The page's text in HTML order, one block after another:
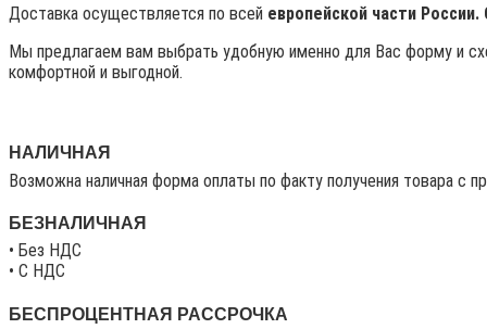
Доставка осуществляется по всей европейской части
Мы предлагаем вам выбрать удобную именно для Вас форму и
комфортной и выгодной.
НАЛИЧНАЯ
Возможна наличная форма оплаты по факту получения товара с
БЕЗНАЛИЧНАЯ
• Без НДС
• C НДС
БЕСПРОЦЕНТНАЯ РАССРОЧКА